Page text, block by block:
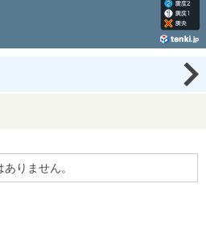
りません。